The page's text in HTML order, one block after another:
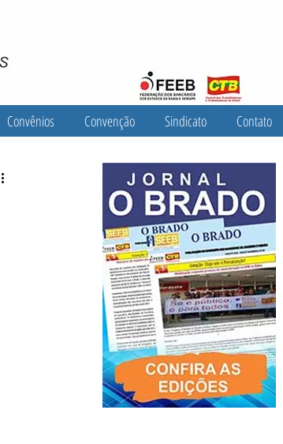
Convênios Convenção Sindicato Contato